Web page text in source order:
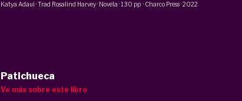
Katya Adaui · Trad Rosalind Harvey · Novela ·130 pp· Charco Press ·2022
Patichueca
Ve más sobre este libro